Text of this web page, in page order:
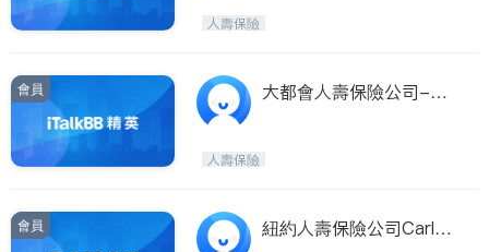
人壽保險
會員
大都會人壽保險公司-林
人壽保險
會員
紐約人壽保險公司Carla